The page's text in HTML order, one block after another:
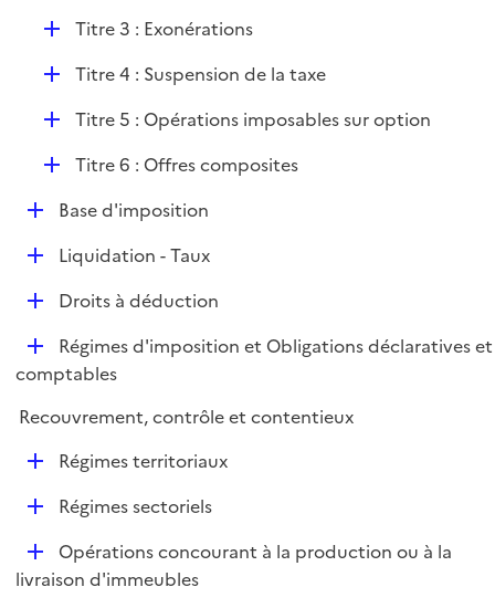
DTitre 3 : Exonérations
D
e
Titre 4 : Suspension de la taxe
D
l
i
e
Titre 5 : Opérations imposables sur option
D
p
i
e
Titre 6 : Offres composites
D
r
Base d'imposition
D
e
r
Liquidation - Taux
D
l
e
Droits à déduction
D
é
l
Régimes d'imposition et Obligations déclaratives et
comptables
Recouvrement, contrôle et contentieux
D
e
Régimes territoriaux
D
l
Régimes sectoriels
D
é
Opérations concourant à la production ou à la
livraison d'immeubles